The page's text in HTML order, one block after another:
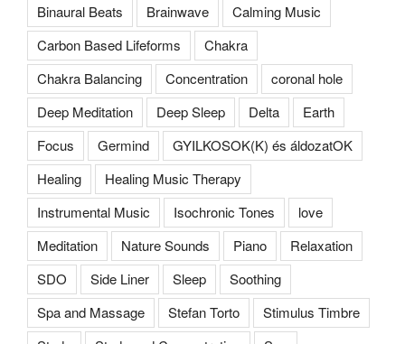
Binaural Beats
Brainwave
Calming Music
Carbon Based Lifeforms
Chakra
Chakra Balancing
Concentration
coronal hole
Deep Meditation
Deep Sleep Delta
Earth
Focus
Germind
GYILKOSOK(K) és áldozatOK
Healing
Healing Music Therapy
Instrumental Music
Isochronic Tones
love
Meditation
Nature Sounds Piano
Relaxation
SDO
Side Liner Sleep
Soothing
Spa and Massage
Stefan Torto
Stimulus Timbre